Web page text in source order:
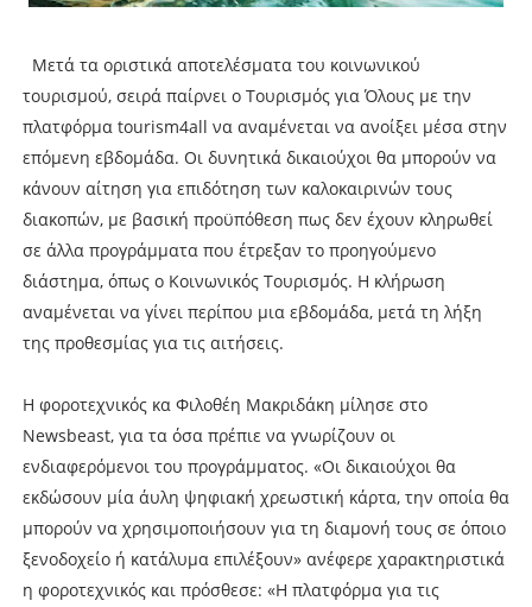
Μετά τα οριστικά αποτελέσματα του κοινωνικού
τουρισμού, σειρά παίρνει ο Τουρισμός για Όλους με την
πλατφόρμα tourism4all να αναμένεται να ανοίξει μέσα στην
επόμενη εβδομάδα. Οι δυνητικά δικαιούχοι θα μπορούν να
κάνουν αίτηση για επιδότηση των καλοκαιρινών τους
διακοπών, με βασική προϋπόθεση πως δεν έχουν κληρωθεί
σε άλλα προγράμματα που έτρεξαν το προηγούμενο
διάστημα, όπως ο Κοινωνικός Τουρισμός. Η κλήρωση
αναμένεται να γίνει περίπου μια εβδομάδα, μετά τη λήξη
της προθεσμίας για τις αιτήσεις.
Η φοροτεχνικός κα Φιλοθέη Μακριδάκη μίλησε στο
Newsbeast, για τα όσα πρέπιε να γνωρίζουν οι
ενδιαφερόμενοι του προγράμματος. «Οι δικαιούχοι θα
εκδώσουν μία άυλη ψηφιακή χρεωστική κάρτα, την οποία θα
μπορούν να χρησιμοποιήσουν για τη διαμονή τους σε όποιο
ξενοδοχείο ή κατάλυμα επιλέξουν» ανέφερε χαρακτηριστικά
η φοροτεχνικός και πρόσθεσε: «Η πλατφόρμα για τις